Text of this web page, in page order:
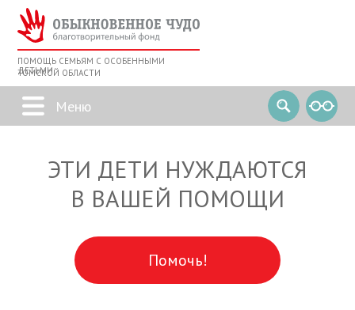
ПОМОЩЬ СЕМЬЯМ С ОСОБЕННЫМИ
ДЕТЬМИ
ТОМСКОЙ ОБЛАСТИ
ЭТИ ДЕТИ НУЖДАЮТСЯ
В ВАШЕЙ ПОМОЩИ
Помочь!